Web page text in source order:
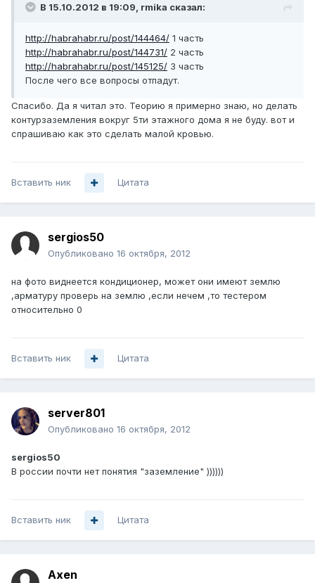
В 15.10.2012 в 19:09, rmika сказал:
http://habrahabr.ru/post/144464/ 1 часть
http://habrahabr.ru/post/144731/ 2 часть
http://habrahabr.ru/post/145125/ 3 часть
После чего все вопросы отпадут.
Спасибо. Да я читал это. Теорию я примерно знаю, но делать
контурзаземления вокруг 5ти этажного дома я не буду. вот и
спрашиваю как это сделать малой кровью.
Вставить ник Цитата
sergios50
Опубликовано 16 октября, 2012
на фото виднеется кондиционер, может они имеют землю
,арматуру проверь на землю ,если нечем ,то тестером
относительно 0
Вставить ник Цитата
server801
Опубликовано 16 октября, 2012
sergios50
В россии почти нет понятия "заземление" ))))))
Вставить ник Цитата
Axen